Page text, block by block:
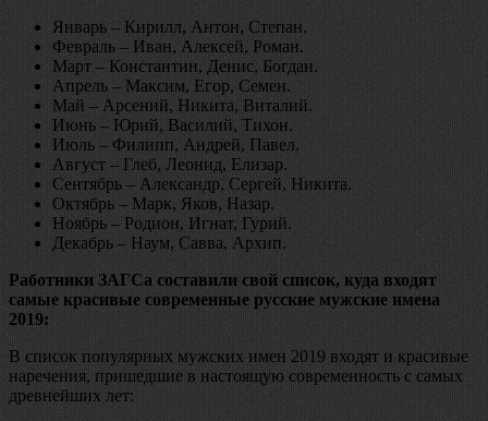
Январь – Кирилл, Антон, Степан.
Февраль – Иван, Алексей, Роман.
Март – Константин, Денис, Богдан.
Апрель – Максим, Егор, Семен.
Май – Арсений, Никита, Виталий.
Июнь – Юрий, Василий, Тихон.
Июль – Филипп, Андрей, Павел.
Август – Глеб, Леонид, Елизар.
Сентябрь – Александр, Сергей, Никита.
Октябрь – Марк, Яков, Назар.
Ноябрь – Родион, Игнат, Гурий.
Декабрь – Наум, Савва, Архип.
Работники ЗАГСа составили свой список, куда входят
самые красивые современные русские мужские имена
2019:
В список популярных мужских имен 2019 входят и красивые
наречения, пришедшие в настоящую современность с самых
древнейших лет: